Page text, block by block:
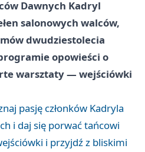
Dawnych Kadryl
salonowych walców,
dwudziestolecia
opowieści o
warsztaty — wejściówki
pasję członków Kadryla
i daj się porwać tańcowi
i przyjdź z bliskimi